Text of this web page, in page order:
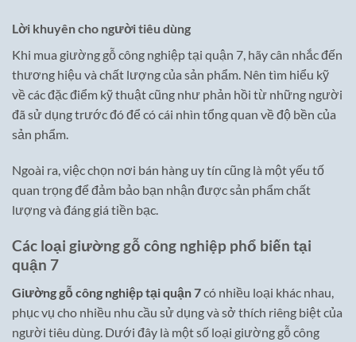
Lời khuyên cho người tiêu dùng
Khi mua giường gỗ công nghiệp tại quận 7, hãy cân nhắc đến
thương hiệu và chất lượng của sản phẩm. Nên tìm hiểu kỹ
về các đặc điểm kỹ thuật cũng như phản hồi từ những người
đã sử dụng trước đó để có cái nhìn tổng quan về độ bền của
sản phẩm.
Ngoài ra, việc chọn nơi bán hàng uy tín cũng là một yếu tố
quan trọng để đảm bảo bạn nhận được sản phẩm chất
lượng và đáng giá tiền bạc.
Các loại giường gỗ công nghiệp phổ biến tại
quận 7
Giường gỗ công nghiệp tại quận 7có nhiều loại khác nhau,
phục vụ cho nhiều nhu cầu sử dụng và sở thích riêng biệt của
người tiêu dùng. Dưới đây là một số loại giường gỗ công